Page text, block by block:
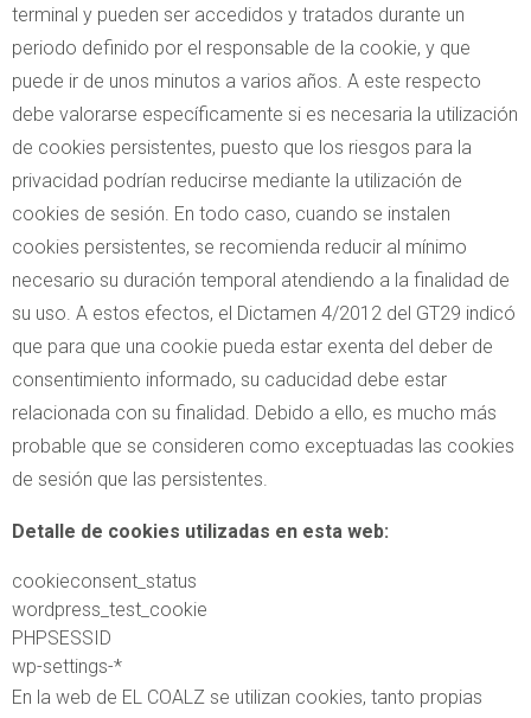
terminal y pueden ser accedidos y tratados durante un
periodo definido por el responsable de la cookie, y que
puede ir de unos minutos a varios años. A este respecto
debe valorarse específicamente si es necesaria la utilización
de cookies persistentes, puesto que los riesgos para la
privacidad podrían reducirse mediante la utilización de
cookies de sesión. En todo caso, cuando se instalen
cookies persistentes, se recomienda reducir al mínimo
necesario su duración temporal atendiendo a la finalidad de
su uso. A estos efectos, el Dictamen 4/2012 del GT29 indicó
que para que una cookie pueda estar exenta del deber de
consentimiento informado, su caducidad debe estar
relacionada con su finalidad. Debido a ello, es mucho más
probable que se consideren como exceptuadas las cookies
de sesión que las persistentes.
Detalle de cookies utilizadas en esta web:
cookieconsent_status
wordpress_test_cookie
PHPSESSID
wp-settings-*
En la web de EL COALZ se utilizan cookies, tanto propias